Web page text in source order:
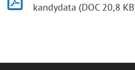
kandydata (DOC 20,8